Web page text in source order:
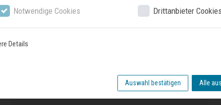
Geschäft
Notwendige Cookies Drittanbieter
Details
Auswahl bestätigen Alle